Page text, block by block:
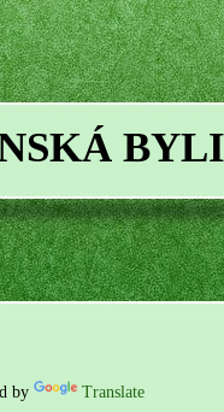
by Translate